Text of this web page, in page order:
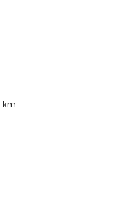
Aufpreis
(auf
Ihren Urlaub in
Jávea) (innerhalb
Costa Blanca
de Viento,
(Histórico de
der Unterkunft)